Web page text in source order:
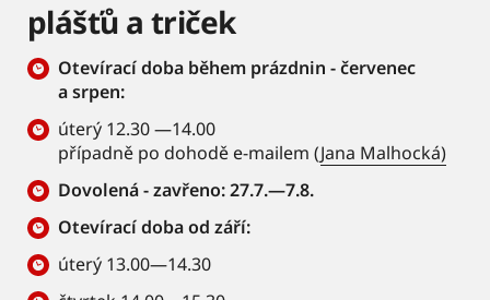
plášťů a triček
Otevírací doba během prázdnin - červenec
a srpen:
úterý 12.30 —14.00
případně po dohodě e-mailem (Jana Malhocká)
Dovolená - zavřeno: 27.7.—7.8.
Otevírací doba od září:
úterý 13.00—14.30